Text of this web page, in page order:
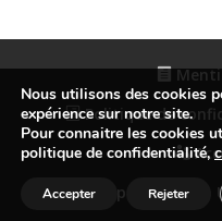
Politique de
© Conception Studio
Nous utilisons des cookies
expérience sur notre site.
Pour connaitre les cookies
politique de confidentialité,
Accepter Rejeter